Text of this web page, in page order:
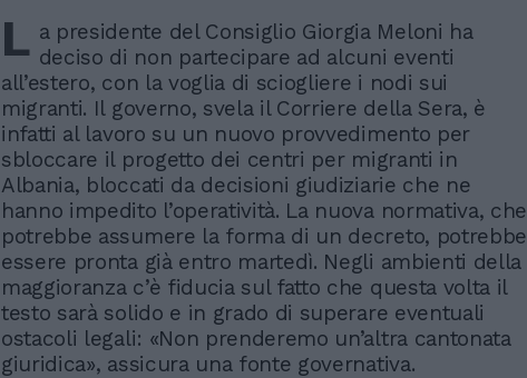
L a presidente del Consiglio Giorgia Meloni ha
deciso di non partecipare ad alcuni eventi
all’estero, con la voglia di sciogliere i nodi sui
migranti. Il governo, svela il Corriere della Sera, è
infatti al lavoro su un nuovo provvedimento per
sbloccare il progetto dei centri per migranti in
Albania, bloccati da decisioni giudiziarie che ne
hanno impedito l’operatività. La nuova normativa, che
potrebbe assumere la forma di un decreto, potrebbe
essere pronta già entro martedì. Negli ambienti della
maggioranza c’è fiducia sul fatto che questa volta il
testo sarà solido e in grado di superare eventuali
ostacoli legali: «Non prenderemo un’altra cantonata
giuridica», assicura una fonte governativa.
Rudy Giuliani a Come States?